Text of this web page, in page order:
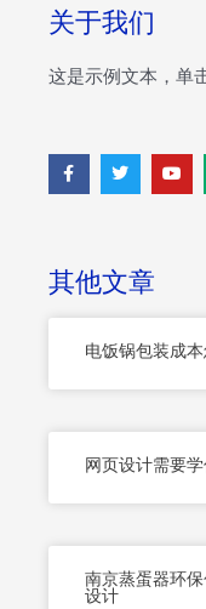
关于我们
这是示例文本，单
F
a
c
k
-
f
T
w
i
Y
o
u
其他文章
电饭锅包装成
网页设计需要
南京蒸蛋器环
设计